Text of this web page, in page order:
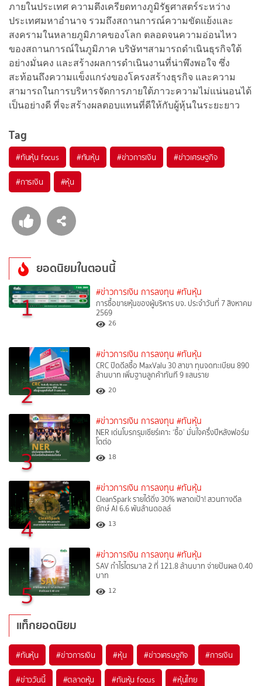
ภายในประเทศ ความตึงเครียดทางภูมิรัฐศาสตร์ระหว่าง
ประเทศมหาอำนาจ รวมถึงสถานการณ์ความขัดแย้งและ
สงครามในหลายภูมิภาคของโลก ตลอดจนความอ่อนไหว
ของสถานการณ์ในภูมิภาค บริษัทฯสามารถดำเนินธุรกิจใต้
อย่างมั่นคง และสร้างผลการดำเนินงานที่น่าพึงพอใจ ซึ่ง
สะท้อนถึงความแข็งแกร่งของโครงสร้างธุรกิจ และความ
สามารถในการบริหารจัดการภายใต้ภาวะความไม่แน่นอนได้
เป็นอย่างดี ที่จะสร้างผลตอบแทนที่ดีให้กับผู้หุ้นในระยะยาว
Tag
#ทันหุ้น focus #ทันหุ้น #ข่าวการเงิน #ข่าวเศรษฐกิจ
#การเงิน #หุ้น
ยอดนิยมในตอนนี้
1 #ข่าวการเงิน การลงทุน #ทันหุ้น
การซื้อขายหุ้นของผู้บริหาร บจ. ประจำวันที่ 7 สิงหาคม
2569
26
2
#ข่าวการเงิน การลงทุน #ทันหุ้น
CRC ปิดดีลซื้อ MaxValu 30 สาขา ทุนจดทะเบียน 890
ล้านบาท เพิ่มฐานลูกค้าทันที 9 แสนราย
20
3
#ข่าวการเงิน การลงทุน #ทันหุ้น
NER เด่นโบรกรุมเชียร์เคาะ ‘ซื้อ’ มั่นใจครึ่งปีหลังฟอร์ม
โตต่อ
18
4
#ข่าวการเงิน การลงทุน #ทันหุ้น
CleanSpark รายได้ดิ่ง 30% พลาดเป้า! สวนทางดีล
ยักษ์ AI 6.6 พันล้านดอลล์
13
5
#ข่าวการเงิน การลงทุน #ทันหุ้น
SAV กำไรไตรมาส 2 ที่ 121.8 ล้านบาท จ่ายปันผล 0.40
บาท
12
แท็กยอดนิยม
#ทันหุ้น #ข่าวการเงิน #หุ้น #ข่าวเศรษฐกิจ #การเงิน
#ข่าววันนี้ #ตลาดหุ้น #ทันหุ้น focus #หุ้นไทย